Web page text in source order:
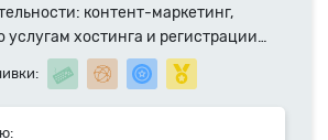
контент-маркетинг,
услугам хостинга и регистрации
компании HyperHost.UA